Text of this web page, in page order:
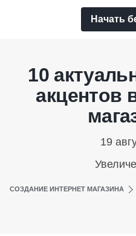
Начать
10
акцентов
19
СОЗДАНИЕ ИНТЕРНЕТ МАГАЗИНА